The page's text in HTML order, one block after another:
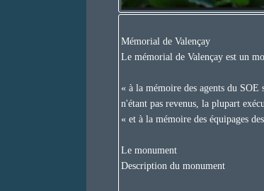
Mémorial de Valençay
Le mémorial de Valençay est un
« à la mémoire des agents du
n'étant pas revenus, la plupart
« et à la mémoire des équipages
Le monument
Description du monument